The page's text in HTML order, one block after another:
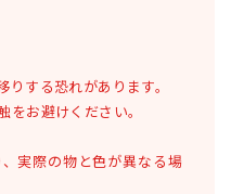
する恐れがあります。
お避けください。
実際の物と色が異なる場